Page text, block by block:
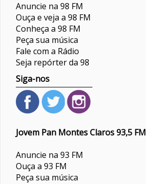
Anuncie na 98 FM
Ouça e veja a 98 FM
Conheça a 98 FM
Peça sua música
Fale com a Rádio
Seja repórter da 98
Siga-nos
Jovem Pan Montes Claros 93,5 FM
Anuncie na 93 FM
Ouça a 93 FM
Peça sua música